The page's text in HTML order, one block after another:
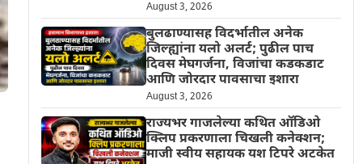
August 3, 2026
बुलढाण्यासह विदर्भातील अनेक
जिल्ह्यांना यलो अलर्ट; पुढील पाच
दिवस मेघगर्जना, विजांचा कडकडाट
आणि जोरदार पावसाचा इशारा
August 3, 2026
राज्यभर गाजलेल्या कथित ऑडिओ
क्लिप प्रकरणाला चिखली कनेक्शन;
माजी स्वीय सहायक यश टिपरे अटकेत